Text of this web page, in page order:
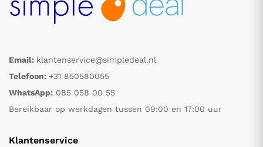
Email: klantenservice@simpledeal.nl
Telefoon: +31 850580055
WhatsApp: 085 058 00 55
Bereikbaar op werkdagen tussen 09:00 en 17:00 uur
Klantenservice